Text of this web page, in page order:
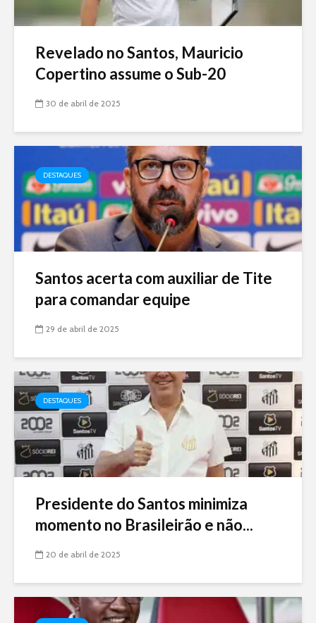
Revelado no Santos, Mauricio
Copertino assume o Sub-20
30 de abril de 2025
DESTAQUES
Santos acerta com auxiliar de Tite
para comandar equipe
29 de abril de 2025
DESTAQUES
Presidente do Santos minimiza
momento no Brasileirão e não...
20 de abril de 2025